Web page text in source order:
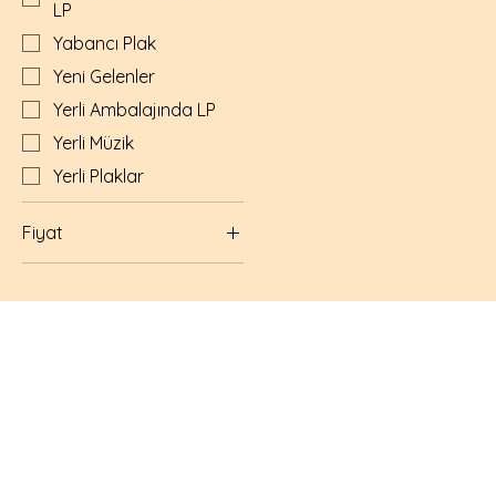
LP
Yabancı Plak
Yeni Gelenler
Yerli Ambalajında LP
Yerli Müzik
Yerli Plaklar
Fiyat